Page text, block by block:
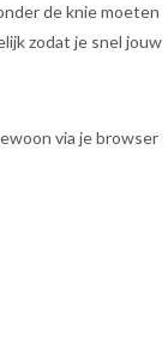
de knie moeten
zodat je snel jouw
via je browser